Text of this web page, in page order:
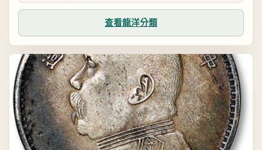
查看龍洋分類